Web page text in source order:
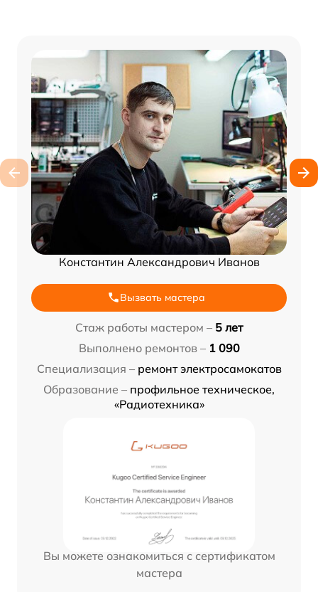
Константин Александрович Иванов
Вызвать мастера
Стаж работы мастером – 5 лет
Выполнено ремонтов – 1 090
Специализация – ремонт электросамокатов
Образование – профильное техническое,
«Радиотехника»
Вы можете ознакомиться с сертификатом
мастера